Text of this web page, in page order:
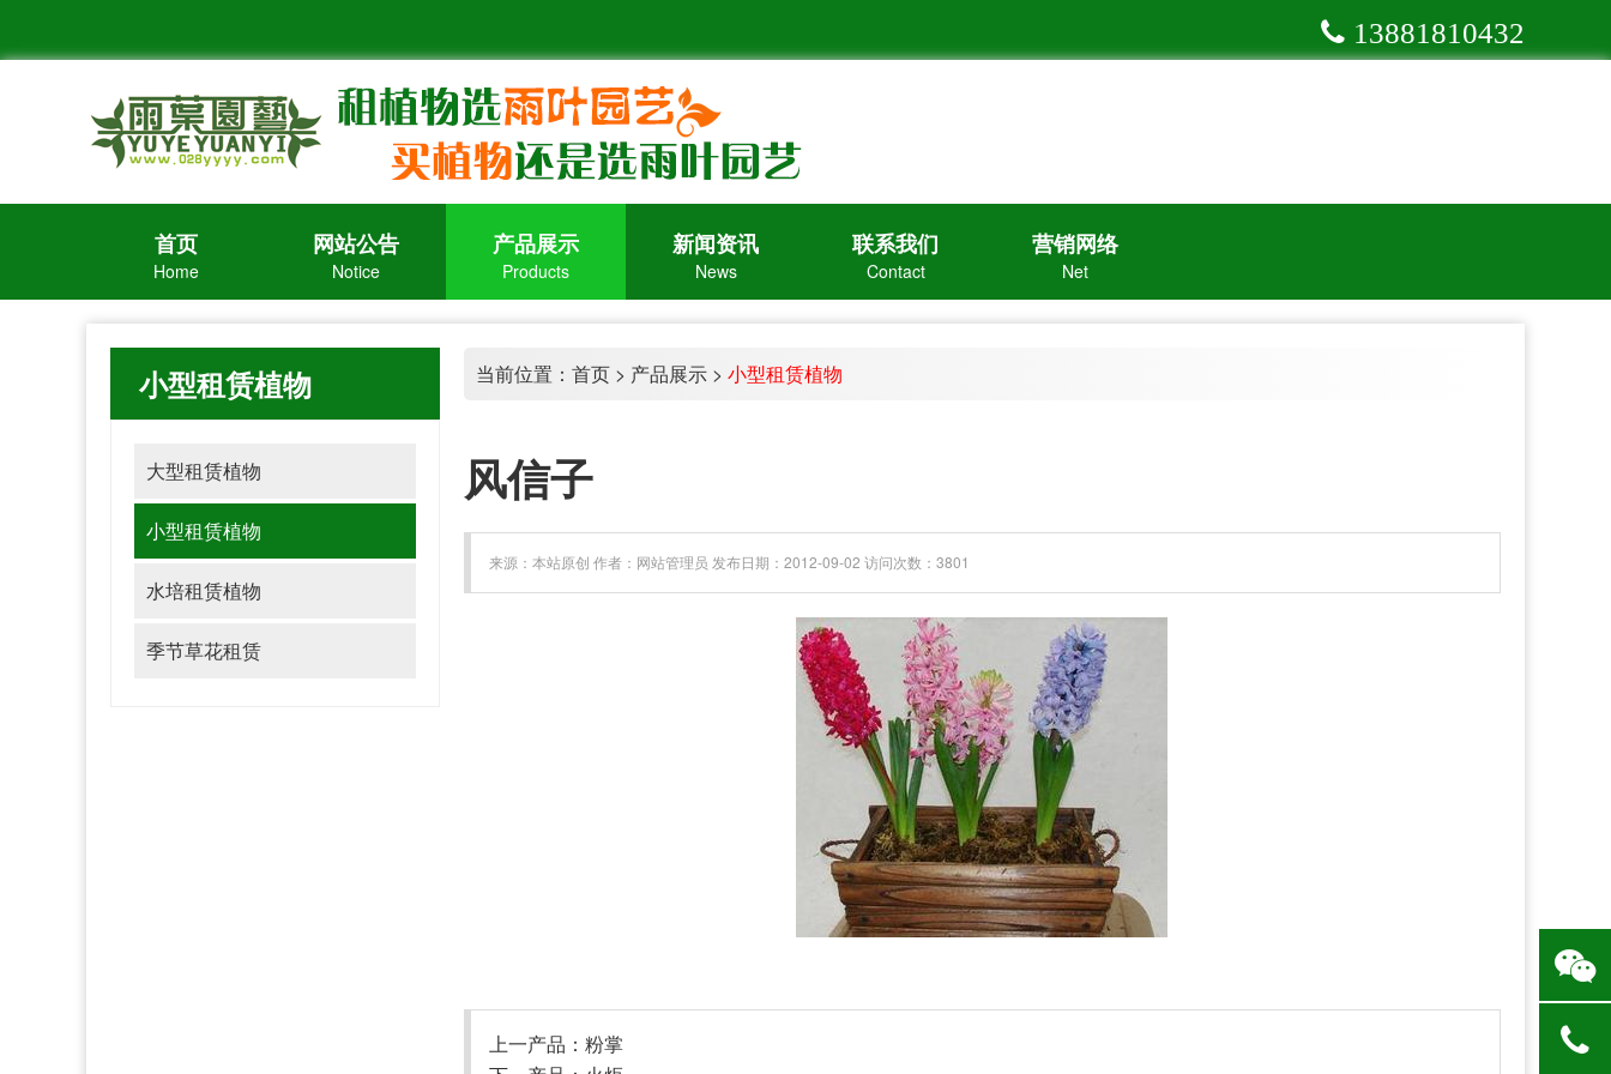
13881810432
首页
Home
网站公告
Notice
产品展示
Products
新闻资讯
News
联系我们
Contact
营销网络
Net
小型租赁植物
大型租赁植物
小型租赁植物
水培租赁植物
季节草花租赁
当前位置： 首页> 产品展示> 小型租赁植物
风信子
来源：本站原创 作者：网站管理员 发布日期：2012-09-02 访问次数：3801
上一产品： 粉掌